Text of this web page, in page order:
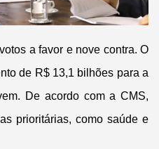
a favor e nove contra. O
de R$ 13,1 bilhões para a
De acordo com a CMS,
prioritárias, como saúde e